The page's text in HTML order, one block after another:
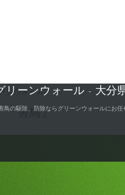
リーンウォール - 大分
の駆除、防除ならグリーンウォールにお任
ンウォール
『害鳥』